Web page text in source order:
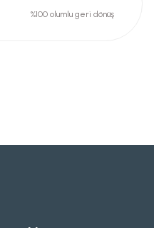
%100 olumlu geri dönüş